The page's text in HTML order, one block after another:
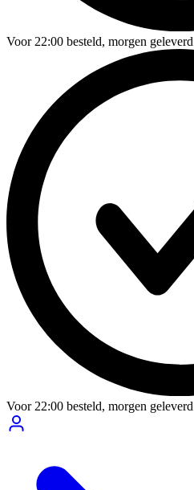
Voor22:00 besteld, morgen geleverd
Voor22:00 besteld, morgen geleverd